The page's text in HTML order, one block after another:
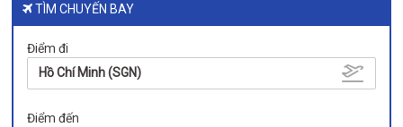
TÌM CHUYẾN BAY
Điểm đi
Hồ Chí Minh (SGN)
Điểm đến